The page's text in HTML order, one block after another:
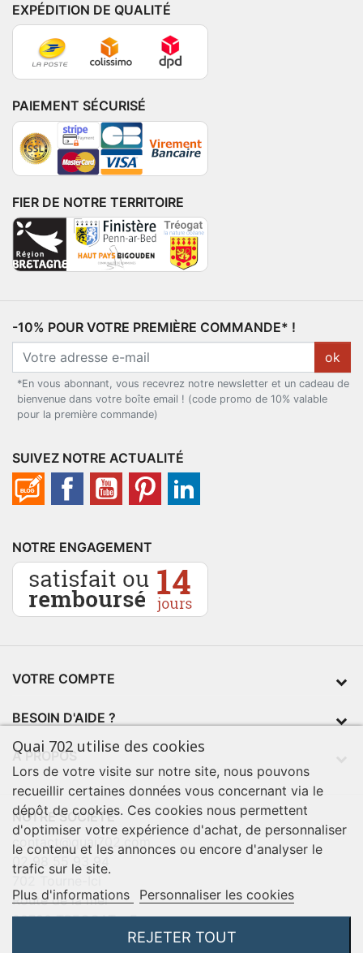
EXPÉDITION DE QUALITÉ
PAIEMENT SÉCURISÉ
FIER DE NOTRE TERRITOIRE
-10% POUR VOTRE PREMIÈRE COMMANDE* !
ok
*En vous abonnant, vous recevrez notre newsletter et un cadeau de
bienvenue dans votre boîte email ! (code promo de 10% valable
pour la première commande)
SUIVEZ NOTRE ACTUALITÉ
NOTRE ENGAGEMENT
VOTRE COMPTE
BESOIN D'AIDE ?
À PROPOS
NOTRE SOCIÉTÉ
contact@quai702.com
02 98 55 93 94
Route de la mer
29720 TREOGAT - France
Quai 702 utilise des cookies
Lors de votre visite sur notre site, nous pouvons
recueillir certaines données vous concernant via le
dépôt de cookies. Ces cookies nous permettent
d'optimiser votre expérience d'achat, de personnaliser
le contenu et les annonces ou encore d'analyser le
trafic sur le site.
Plus d'informations
Personnaliser les cookies
REJETER TOUT